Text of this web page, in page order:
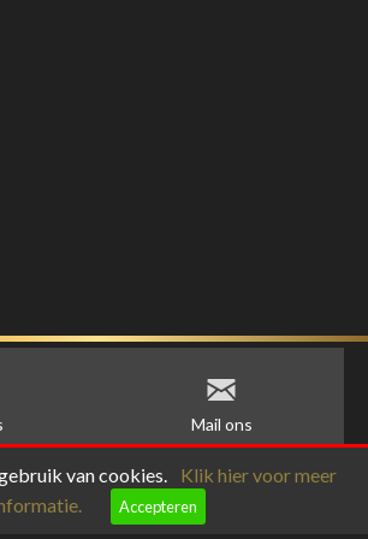
Mail ons
van cookies.
Klik hier voor meer
Accepteren